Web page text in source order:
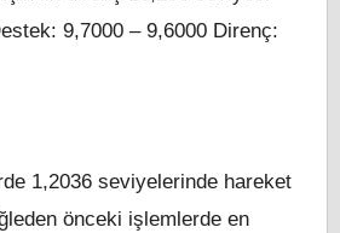
9,7000 – 9,6000 Direnç:
1,2036 seviyelerinde hareket
önceki işlemlerde en